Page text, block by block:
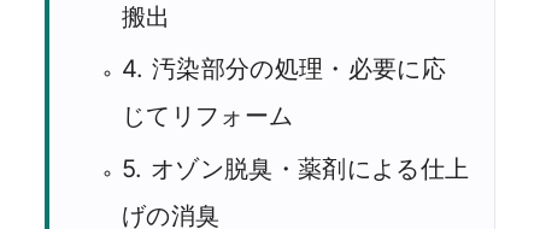
搬出
4. 汚染部分の処理・必要に応
じてリフォーム
5. オゾン脱臭・薬剤による仕上
げの消臭